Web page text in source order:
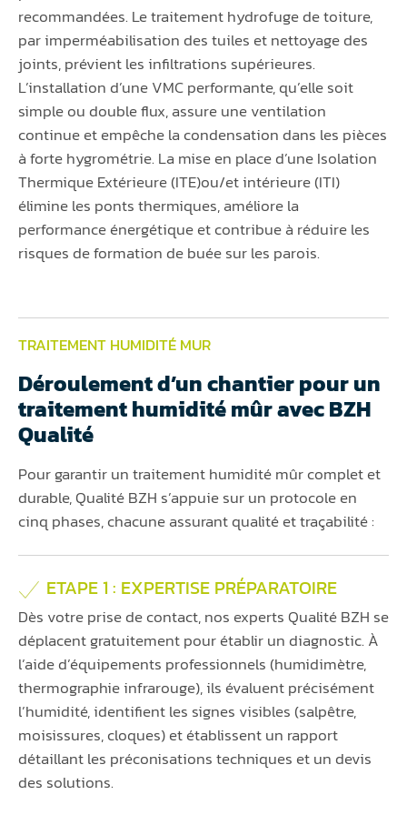
recommandées. Le traitement hydrofuge de toiture,
par imperméabilisation des tuiles et nettoyage des
joints, prévient les infiltrations supérieures.
L’installation d’une VMC performante, qu’elle soit
simple ou double flux, assure une ventilation
continue et empêche la condensation dans les pièces
à forte hygrométrie. La mise en place d’une Isolation
Thermique Extérieure (ITE)ou/et intérieure (ITI)
élimine les ponts thermiques, améliore la
performance énergétique et contribue à réduire les
risques de formation de buée sur les parois.
TRAITEMENT HUMIDITÉ MUR
Déroulement d’un chantier pour un
traitement humidité mûr avec BZH
Qualité
Pour garantir un traitement humidité mûr complet et
durable, Qualité BZH s’appuie sur un protocole en
cinq phases, chacune assurant qualité et traçabilité :
ETAPE 1 : EXPERTISE PRÉPARATOIRE
Dès votre prise de contact, nos experts Qualité BZH se
déplacent gratuitement pour établir un diagnostic. À
l’aide d’équipements professionnels (humidimètre,
thermographie infrarouge), ils évaluent précisément
l’humidité, identifient les signes visibles (salpêtre,
moisissures, cloques) et établissent un rapport
détaillant les préconisations techniques et un devis
des solutions.